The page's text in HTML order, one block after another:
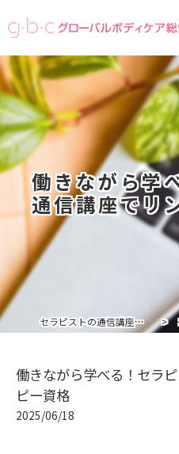
働きながら学
通信講座でリ
セラピストの通信講座ならグローバルボディケア総合学院
働きながら学べる！セラ
ピー資格
2025/06/18